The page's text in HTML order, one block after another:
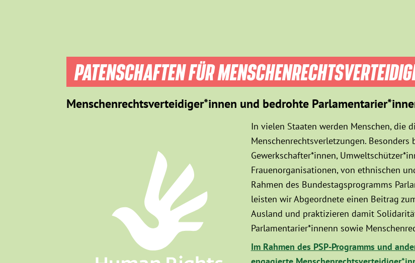
PATENSCHAFTEN FÜR
Menschenrechtsverteidiger*innen und bedrohte
In vielen Staaten werden Menschen, die
Menschenrechtsverletzungen.
Gewerkschafter*innen,
Frauenorganisationen, von ethnischen
Rahmen des Bundestagsprogramms
leisten wir Abgeordnete einen Beitrag
Ausland und praktizieren damit
Parlamentarier*innenn sowie
Im Rahmen des PSP-Programms und